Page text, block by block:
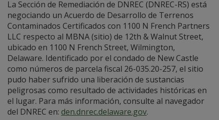
La Sección de Remediación de DNREC (DNREC-RS) está
negociando un Acuerdo de Desarrollo de Terrenos
Contaminados Certificados con 1100 N French Partners
LLC respecto al MBNA (sitio) de 12th & Walnut Street,
ubicado en 1100 N French Street, Wilmington,
Delaware. Identificado por el condado de New Castle
como números de parcela fiscal 26-035.20-257, el sitio
pudo haber sufrido una liberación de sustancias
peligrosas como resultado de actividades históricas en
el lugar. Para más información, consulte al navegador
del DNREC en: den.dnrec.delaware.gov.